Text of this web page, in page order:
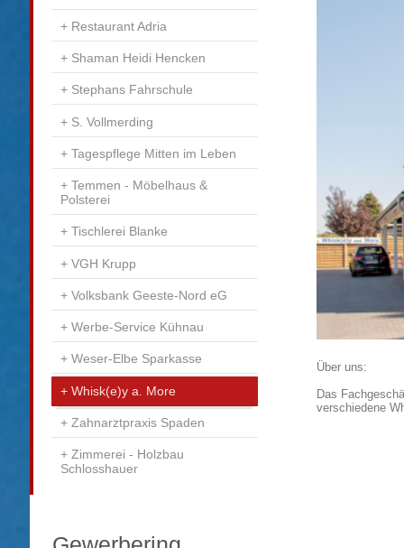
Über uns:
Das
verschiedene
Restaurant Adria
Shaman Heidi Hencken
Stephans Fahrschule
S. Vollmerding
Tagespflege Mitten im Leben
Temmen - Möbelhaus &
Polsterei
Tischlerei Blanke
VGH Krupp
Volksbank Geeste-Nord eG
Werbe-Service Kühnau
Weser-Elbe Sparkasse
Whisk(e)y a. More
Zahnarztpraxis Spaden
Zimmerei - Holzbau
Schlosshauer